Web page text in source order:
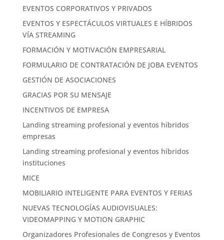
EVENTOS CORPORATIVOS Y PRIVADOS
EVENTOS Y ESPECTÁCULOS VIRTUALES E HÍBRIDOS
VÍA STREAMING
FORMACIÓN Y MOTIVACIÓN EMPRESARIAL
FORMULARIO DE CONTRATACIÓN DE JOBA EVENTOS
GESTIÓN DE ASOCIACIONES
GRACIAS POR SU MENSAJE
INCENTIVOS DE EMPRESA
Landing streaming profesional y eventos híbridos
empresas
Landing streaming profesional y eventos híbridos
instituciones
MICE
MOBILIARIO INTELIGENTE PARA EVENTOS Y FERIAS
NUEVAS TECNOLOGÍAS AUDIOVISUALES:
VIDEOMAPPING Y MOTION GRAPHIC
Organizadores Profesionales de Congresos y Eventos